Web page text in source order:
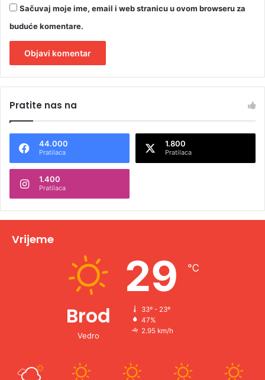
Sačuvaj moje ime, email i web stranicu u ovom browseru za
buduće komentare.
t
n
t
v
Pratite nas na
44.000
Pratilaca
1.800
Pratilaca
1.400
Pratilaca
Vrijeme
Brod
Vedro
29 ℃
33º - 23º
47%
2.95 km/h